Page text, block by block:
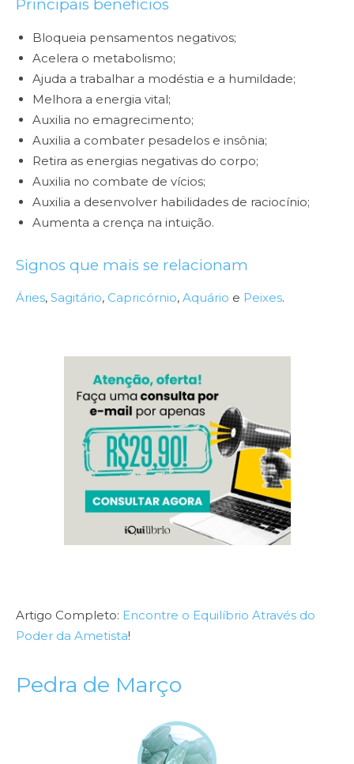
Principais benefícios
Bloqueia pensamentos negativos;
Acelera o metabolismo;
Ajuda a trabalhar a modéstia e a humildade;
Melhora a energia vital;
Auxilia no emagrecimento;
Auxilia a combater pesadelos e insônia;
Retira as energias negativas do corpo;
Auxilia no combate de vícios;
Auxilia a desenvolver habilidades de raciocínio;
Aumenta a crença na intuição.
Signos que mais se relacionam
Áries, Sagitário, Capricórnio, Aquário e Peixes.
Artigo Completo: Encontre o Equilíbrio Através do
Poder da Ametista!
Pedra de Março